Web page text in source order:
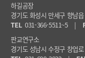
하길공장
경기도 화성시 만세구 향남
TEL 031-366-5511~5 |
판교연구소
경기도 성남시 수정구 창업